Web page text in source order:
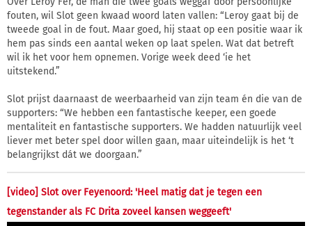
fouten, wil Slot geen kwaad woord laten vallen: “Leroy gaat bij de
tweede goal in de fout. Maar goed, hij staat op een positie waar ik
hem pas sinds een aantal weken op laat spelen. Wat dat betreft
wil ik het voor hem opnemen. Vorige week deed ‘ie het
uitstekend.”
Slot prijst daarnaast de weerbaarheid van zijn team én die van de
supporters: “We hebben een fantastische keeper, een goede
mentaliteit en fantastische supporters. We hadden natuurlijk veel
liever met beter spel door willen gaan, maar uiteindelijk is het ‘t
belangrijkst dát we doorgaan.”
[video] Slot over Feyenoord: 'Heel matig dat je tegen een
tegenstander als FC Drita zoveel kansen weggeeft'